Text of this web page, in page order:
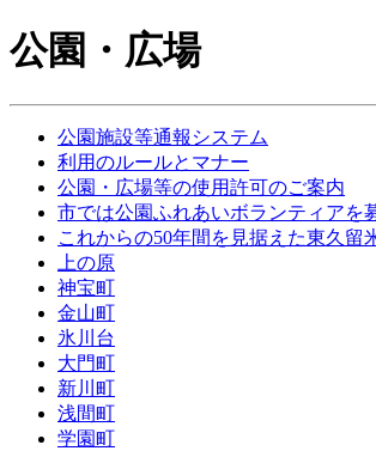
公園・広場
公園施設等通報システム
利用のルールとマナー
公園・広場等の使用許可のご案内
市では公園ふれあいボランティアを
これからの50年間を見据えた東久留
上の原
神宝町
金山町
氷川台
大門町
新川町
浅間町
学園町